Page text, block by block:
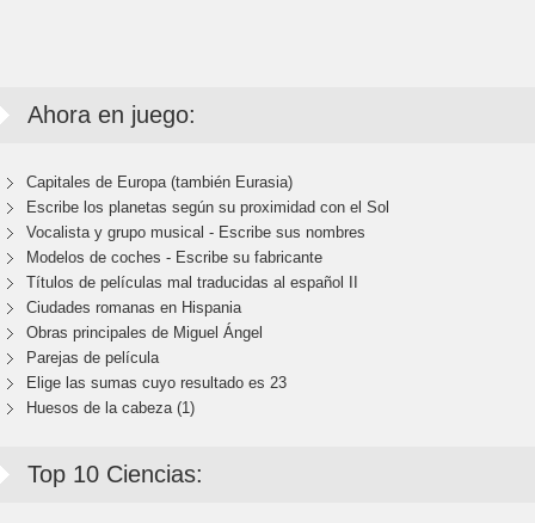
Ahora en juego:
Capitales de Europa (también Eurasia)
Escribe los planetas según su proximidad con el Sol
Vocalista y grupo musical - Escribe sus nombres
Modelos de coches - Escribe su fabricante
Títulos de películas mal traducidas al español II
Ciudades romanas en Hispania
Obras principales de Miguel Ángel
Parejas de película
Elige las sumas cuyo resultado es 23
Huesos de la cabeza (1)
Top 10 Ciencias: